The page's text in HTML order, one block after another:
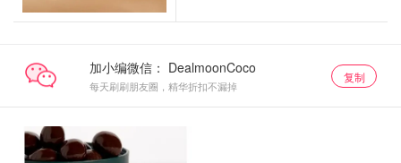
加小编微信：
每天刷刷朋友圈，精华折扣不漏掉
复制